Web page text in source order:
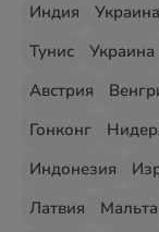
Индия
Тунис
Украина
Австрия
Гонконг
Индонезия
Латвия
Мальта